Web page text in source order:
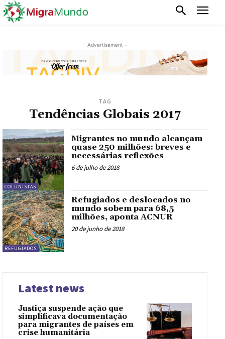
- Advertisement -
TAG
Tendências Globais 2017
COLUNISTAS
Migrantes no mundo alcançam
quase 250 milhões: breves e
necessárias reflexões
6 de julho de 2018
REFUGIADOS
Refugiados e deslocados no
mundo sobem para 68,5
milhões, aponta ACNUR
20 de junho de 2018
Latest news
Justiça suspende ação que
simplificava documentação
para migrantes de países em
crise humanitária